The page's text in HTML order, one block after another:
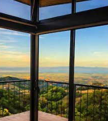
中5つ星の平均評価